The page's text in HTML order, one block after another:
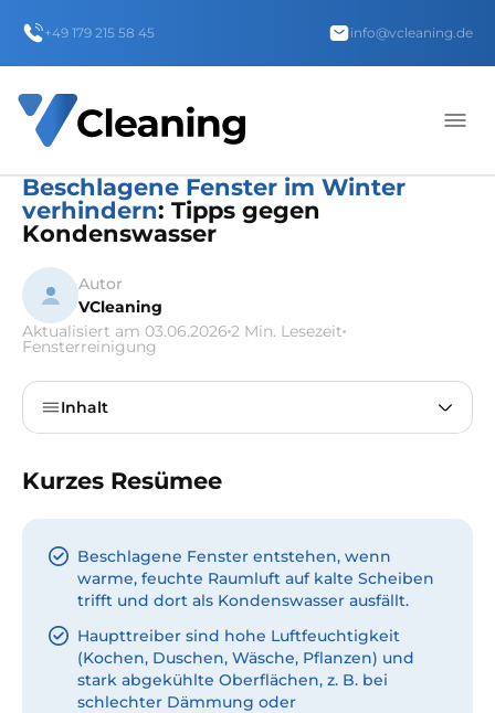
+49 179 215 58 45 info@vcleaning.de
Beschlagene Fenster im Winter
verhindern: Tipps gegen
Kondenswasser
Autor
VCleaning
Aktualisiert am 03.06.2026 2 Min. Lesezeit
Fensterreinigung
Inhalt
Kurzes Resümee
Beschlagene Fenster entstehen, wenn
warme, feuchte Raumluft auf kalte Scheiben
trifft und dort als Kondenswasser ausfällt.
Haupttreiber sind hohe Luftfeuchtigkeit
(Kochen, Duschen, Wäsche, Pflanzen) und
stark abgekühlte Oberflächen, z. B. bei
schlechter Dämmung oder